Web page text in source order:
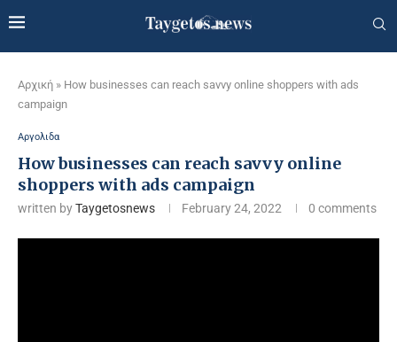
Αρχική » How businesses can reach savvy online shoppers with ads
campaign
Αργολιδα
How businesses can reach savvy online
shoppers with ads campaign
written byTaygetosnews February 24, 2022 0 comments